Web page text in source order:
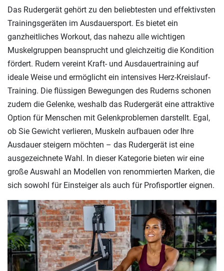
Das Rudergerät gehört zu den beliebtesten und effektivsten
Trainingsgeräten im Ausdauersport. Es bietet ein
ganzheitliches Workout, das nahezu alle wichtigen
Muskelgruppen beansprucht und gleichzeitig die Kondition
fördert. Rudern vereint Kraft- und Ausdauertraining auf
ideale Weise und ermöglicht ein intensives Herz-Kreislauf-
Training. Die flüssigen Bewegungen des Ruderns schonen
zudem die Gelenke, weshalb das Rudergerät eine attraktive
Option für Menschen mit Gelenkproblemen darstellt. Egal,
ob Sie Gewicht verlieren, Muskeln aufbauen oder Ihre
Ausdauer steigern möchten – das Rudergerät ist eine
ausgezeichnete Wahl. In dieser Kategorie bieten wir eine
große Auswahl an Modellen von renommierten Marken, die
sich sowohl für Einsteiger als auch für Profisportler eignen.